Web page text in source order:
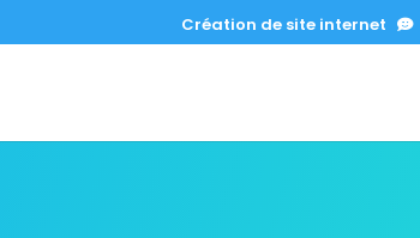
Création de site internet